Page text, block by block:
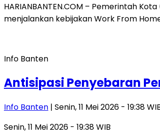
HARIANBANTEN.COM – Pemerintah
menjalankan kebijakan Work From
Info Banten
Antisipasi Penyebaran
Info Banten | Senin, 11 Mei 2026 - 19:38
Senin, 11 Mei 2026 - 19:38 WIB